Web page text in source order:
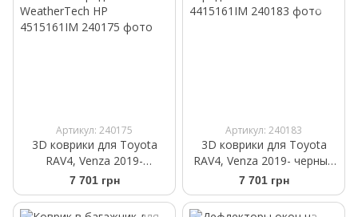
Артикул: 240175
3D коврики для Toyota
RAV4, Venza 2019-
бежевые передние
WeatherTech HP
4515161IM
7 701 грн
Артикул: 240183
3D коврики для Toyota
RAV4, Venza 2019- черные
передние WeatherTech HP
4415161IM
7 701 грн